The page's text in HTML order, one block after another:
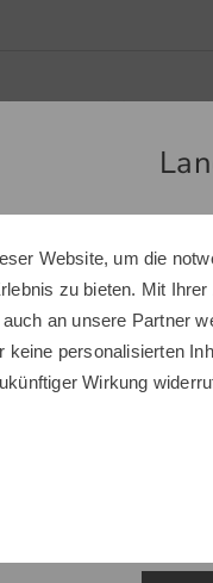
Heuer,
Mail:
E-
Sie scheinen sich
Möchten Sie
Website, um die
zu bieten. Mit
an unsere Partner
keine personalisierten
Wirkung